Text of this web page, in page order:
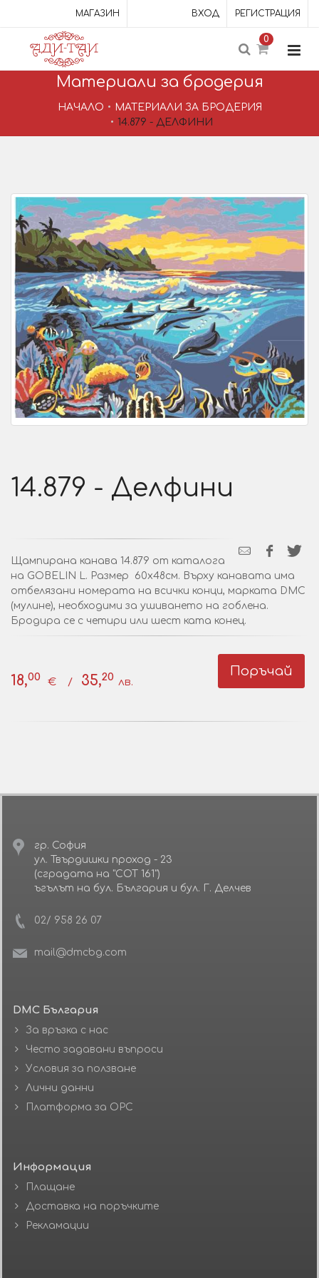
ВХОД РЕГИСТРАЦИЯ
МАГАЗИН
0
Материали за бродерия
НАЧАЛО
МАТЕРИАЛИ ЗА БРОДЕРИЯ
14.879 - ДЕЛФИНИ
14.879 - Делфини
Щампирана канава 14.879 от каталога
на GOBELIN L. Размер 60х48см. Върху канавата има
отбелязани номерата на всички конци, марката DMC
(мулине), необходими за ушиването на гоблена.
Бродира се с четири или шест ката конец.
18,00 € / 35,20 лв.
Поръчай
гр. София
ул. Твърдишки проход - 23
(сградата на "СОТ 161")
ъгълът на бул. България и бул. Г. Делчев
02/ 958 26 07
mail@dmcbg.com
DMC България
За връзка с нас
Често задавани въпроси
Условия за ползване
Лични данни
Платформа за ОРС
Информация
Плащане
Доставка на поръчките
Рекламации